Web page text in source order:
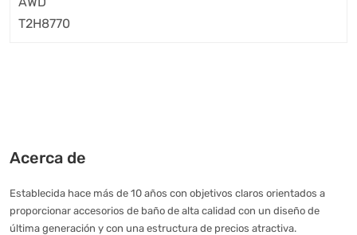
Acerca de
Establecida hace más de 10 años con objetivos claros orientados a
proporcionar accesorios de baño de alta calidad con un diseño de
última generación y con una estructura de precios atractiva.